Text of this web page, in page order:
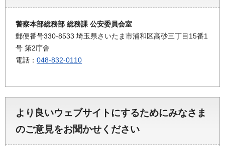
警察本部総務部 総務課 公安委員会室
郵便番号330-8533 埼玉県さいたま市浦和区高砂三丁目15番1
号 第2庁舎
電話： 048-832-0110
より良いウェブサイトにするためにみなさま
のご意見をお聞かせください